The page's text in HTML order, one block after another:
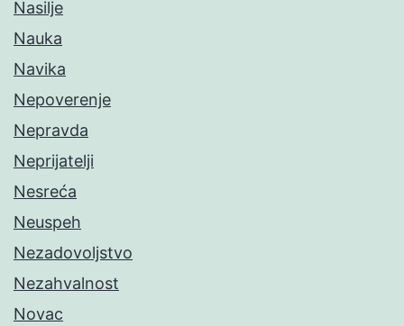
Nasilje
Nauka
Navika
Nepoverenje
Nepravda
Neprijatelji
Nesreća
Neuspeh
Nezadovoljstvo
Nezahvalnost
Novac